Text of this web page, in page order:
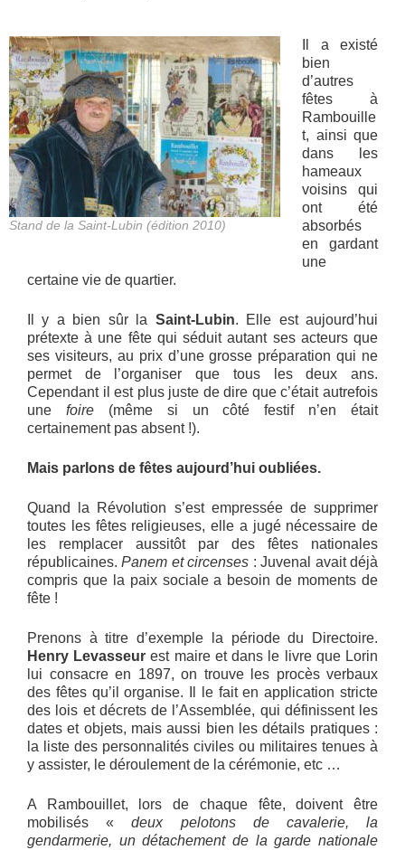
Stand de la Saint-Lubin (édition 2010)
Il a existé
bien
d’autres
fêtes à
Rambouille
t, ainsi que
dans les
hameaux
voisins qui
ont été
absorbés
en gardant
une
certaine vie de quartier.
Il y a bien sûr la Saint-Lubin. Elle est aujourd’hui
prétexte à une fête qui séduit autant ses acteurs que
ses visiteurs, au prix d’une grosse préparation qui ne
permet de l’organiser que tous les deux ans.
Cependant il est plus juste de dire que c’était autrefois
une foire(même si un côté festif n’en était
certainement pas absent !).
Mais parlons de fêtes aujourd’hui oubliées.
Quand la Révolution s’est empressée de supprimer
toutes les fêtes religieuses, elle a jugé nécessaire de
les remplacer aussitôt par des fêtes nationales
républicaines.Panem et circenses : Juvenal avait déjà
compris que la paix sociale a besoin de moments de
fête !
Prenons à titre d’exemple la période du Directoire.
Henry Levasseurest maire et dans le livre que Lorin
lui consacre en 1897, on trouve les procès verbaux
des fêtes qu’il organise. Il le fait en application stricte
des lois et décrets de l’Assemblée, qui définissent les
dates et objets, mais aussi bien les détails pratiques :
la liste des personnalités civiles ou militaires tenues à
y assister, le déroulement de la cérémonie, etc …
A Rambouillet, lors de chaque fête, doivent être
mobilisés «deux pelotons de cavalerie, la
gendarmerie, un détachement de la garde nationale